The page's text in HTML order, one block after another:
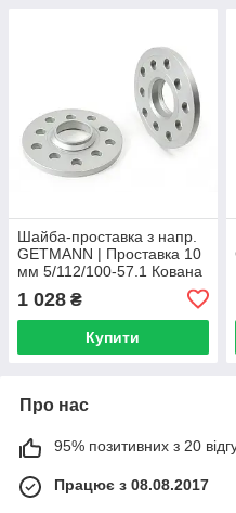
Шайба-проставка з напр.
GETMANN | Проставка 10
мм 5/112/100-57.1 Кована
1 028 ₴
Купити
Про нас
95% позитивних з 20
Працює з 08.08.2017